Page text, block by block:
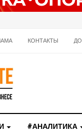
КОНТАКТЫ
#АНАЛИТИКА